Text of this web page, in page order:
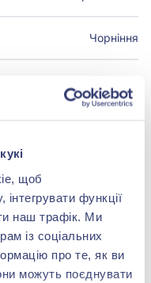
щоб
інтегрувати функції
наш трафік. Ми
із соціальних
про те, як ви
можуть поєднувати
Чорніння